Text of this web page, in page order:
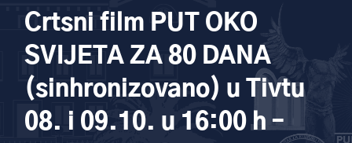
Crtsni film PUT OKO
SVIJETA ZA 80 DANA
(sinhronizovano) u Tivtu
08. i 09.10. u 16:00 h –